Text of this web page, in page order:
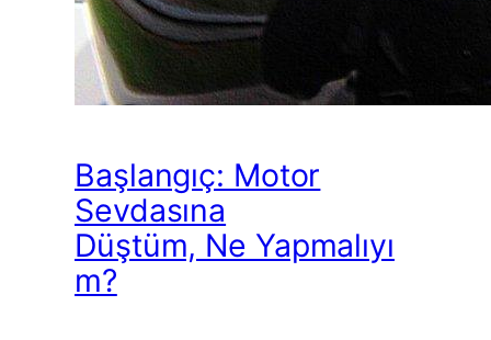
Başlangıç: Motor
Sevdasına
Düştüm, Ne Yapmalıyı
m?